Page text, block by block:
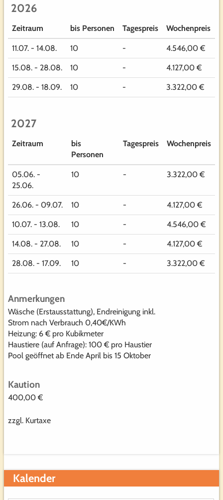
2026
Zeitraum bis Personen Tagespreis Wochenpreis
11.07. - 14.08. 10 - 4.546,00 €
15.08. - 28.08. 10 - 4.127,00 €
29.08. - 18.09. 10 - 3.322,00 €
2027
Zeitraum
bis
Personen
Tagespreis Wochenpreis
05.06. -
25.06.
10 - 3.322,00 €
26.06. - 09.07. 10 - 4.127,00 €
10.07. - 13.08. 10 - 4.546,00 €
14.08. - 27.08. 10 - 4.127,00 €
28.08. - 17.09. 10 - 3.322,00 €
Anmerkungen
Wäsche (Erstausstattung), Endreinigung inkl.
Strom nach Verbrauch 0,40€/KWh
Heizung: 6 € pro Kubikmeter
Haustiere (auf Anfrage): 100 € pro Haustier
Pool geöffnet ab Ende April bis 15 Oktober
Kaution
400,00 €
zzgl. Kurtaxe
Kalender